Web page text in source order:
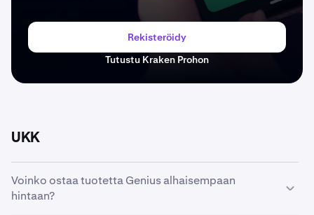
Rekisteröidy
Tutustu Kraken Prohon
UKK
Voinko ostaa tuotetta Genius alhaisempaan
hintaan?